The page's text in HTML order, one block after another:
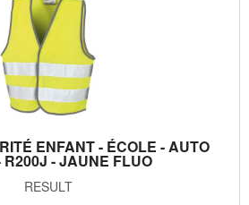
ENFANT - ÉCOLE - AUTO
R200J - JAUNE FLUO
RESULT